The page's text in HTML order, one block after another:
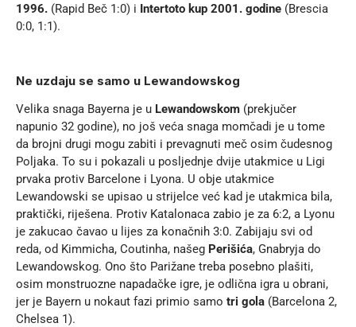
1996. (Rapid Beč 1:0) i Intertoto kup 2001. godine (Brescia
0:0, 1:1).
Ne uzdaju se samo u Lewandowskog
Velika snaga Bayerna je u Lewandowskom (prekjučer
napunio 32 godine), no još veća snaga momčadi je u tome
da brojni drugi mogu zabiti i prevagnuti meč osim čudesnog
Poljaka. To su i pokazali u posljednje dvije utakmice u Ligi
prvaka protiv Barcelone i Lyona. U obje utakmice
Lewandowski se upisao u strijelce već kad je utakmica bila,
praktički, riješena. Protiv Katalonaca zabio je za 6:2, a Lyonu
je zakucao čavao u lijes za konačnih 3:0. Zabijaju svi od
reda, od Kimmicha, Coutinha, našeg Perišića, Gnabryja do
Lewandowskog. Ono što Parižane treba posebno plašiti,
osim monstruozne napadačke igre, je odlična igra u obrani,
jer je Bayern u nokaut fazi primio samo tri gola (Barcelona 2,
Chelsea 1).